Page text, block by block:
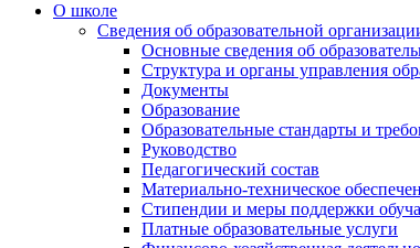
О школе
Сведения об образовательной
Основные сведения об
Структура и органы управления
Документы
Образование
Образовательные стандарты и
Руководство
Педагогический состав
Материально-техническое
Стипендии и меры поддержки
Платные образовательные услуги